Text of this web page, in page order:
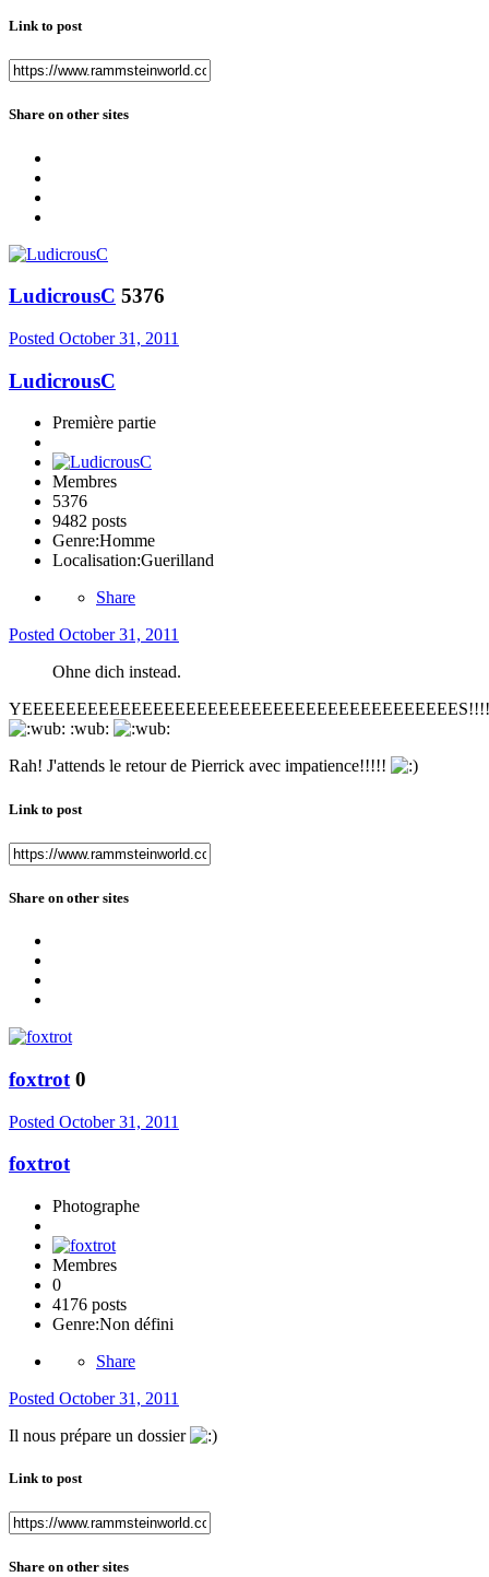
Link to post
Share on other sites
LudicrousC 5376
Posted October 31, 2011
LudicrousC
Première partie
Membres
5376
9482 posts
Genre:Homme
Localisation:Guerilland
Share
Posted October 31, 2011
Ohne dich instead.
:wub:
Rah! J'attends le retour de Pierrick avec impatience!!!!!
Link to post
Share on other sites
foxtrot 0
Posted October 31, 2011
foxtrot
Photographe
Membres
0
4176 posts
Genre:Non défini
Share
Posted October 31, 2011
Il nous prépare un dossier
Link to post
Share on other sites